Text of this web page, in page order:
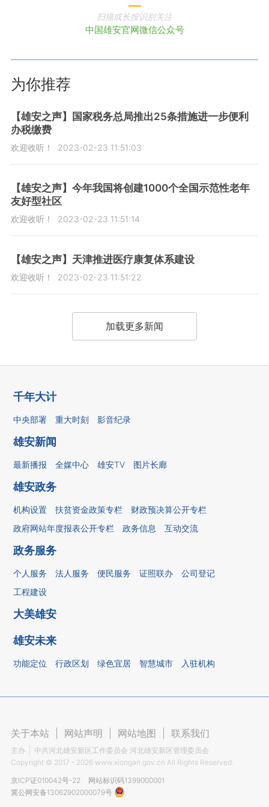
扫描或长按识别关注
中国雄安官网微信公众号
为你推荐
【雄安之声】国家税务总局推出25条措施进一步便利
办税缴费
欢迎收听！ 2023-02-23 11:51:03
【雄安之声】今年我国将创建1000个全国示范性老年
友好型社区
欢迎收听！ 2023-02-23 11:51:14
【雄安之声】天津推进医疗康复体系建设
欢迎收听！ 2023-02-23 11:51:22
加载更多新闻
千年大计
中央部署 重大时刻 影音纪录
雄安新闻
最新播报 全媒中心 雄安TV 图片长廊
雄安政务
机构设置 扶贫资金政策专栏
财政预决算公开专栏
政府网站年度报表公开专栏
政务信息 互动交流
政务服务
个人服务 法人服务 便民服务 证照联办
公司登记
工程建设
大美雄安
雄安未来
功能定位 行政区划 绿色宜居 智慧城市 入驻机构
关于本站 网站声明 网站地图 联系我们
主办
中共河北雄安新区工作委员会 河北雄安新区管理委员会
Copyright © 2017 - 2026 www.xiongan.gov.cn All Rights Reserved.
京ICP证010042号-22
网站标识码1399000001
冀公网安备13062902000079号